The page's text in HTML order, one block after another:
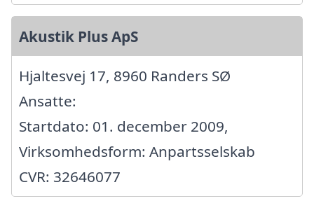
Akustik Plus ApS
Hjaltesvej 17, 8960 Randers SØ
Ansatte:
Startdato: 01. december 2009,
Virksomhedsform: Anpartsselskab
CVR: 32646077